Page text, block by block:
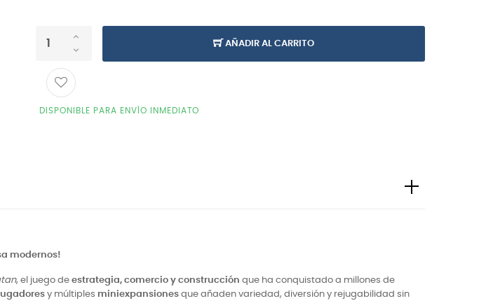
AÑADIR AL CARRITO
DISPONIBLE PARA ENVÍO INMEDIATO
modernos!
, el juego de estrategia, comercio y construcción que ha conquistado a millones de
y múltiples miniexpansiones que añaden variedad, diversión y rejugabilidad sin